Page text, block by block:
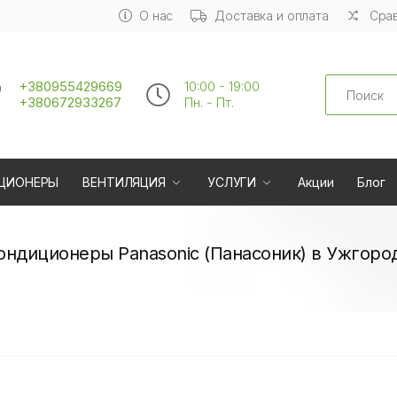
О нас Доставка и оплата
+380955429669
+380672933267
10:00 - 19:00
Пн. - Пт.
Search
ВЕНТИЛЯЦИЯ УСЛУГИ Акции Блог
Panasonic (Панасоник) в